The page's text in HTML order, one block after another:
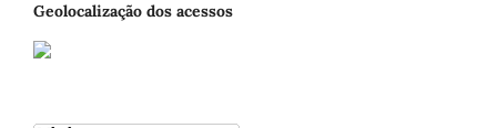
Geolocalização dos acessos